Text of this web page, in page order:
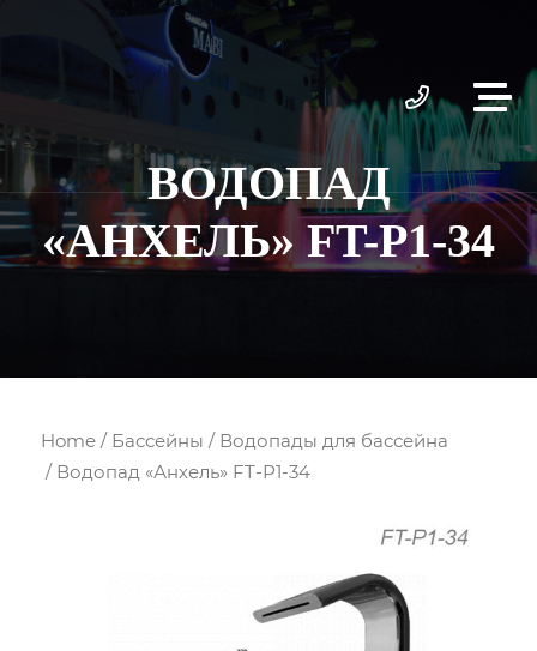
ВОДОПАД
«АНХЕЛЬ» FT-Р1-34
Home / Бассейны / Водопады для бассейна
/ Водопад «Анхель» FT-Р1-34